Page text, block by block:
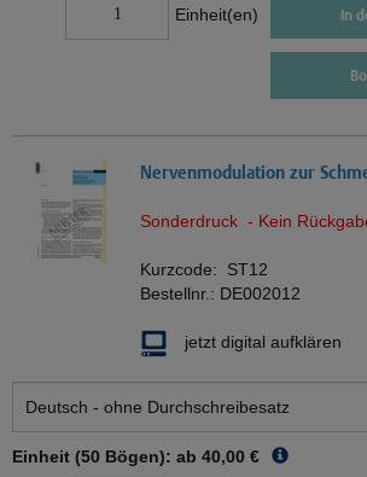
Einheit(en) In
Nervenmodulation zur
Sonderdruck - Kein
Kurzcode: ST12
Bestellnr.: DE002012
jetzt digital aufklären
Einheit (50 Bögen): ab 40,00 €